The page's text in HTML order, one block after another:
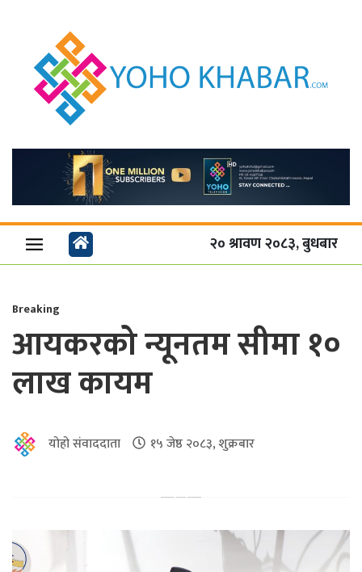
२० श्रावण २०८३, बुधबार
Breaking
आयकरको न्यूनतम सीमा १०
लाख कायम
योहो संवाददाता १५ जेष्ठ २०८३, शुक्रबार